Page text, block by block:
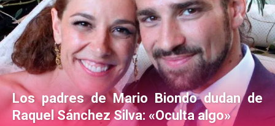
Los padres de Mario Biondo dudan de
Raquel Sánchez Silva: «Oculta algo»